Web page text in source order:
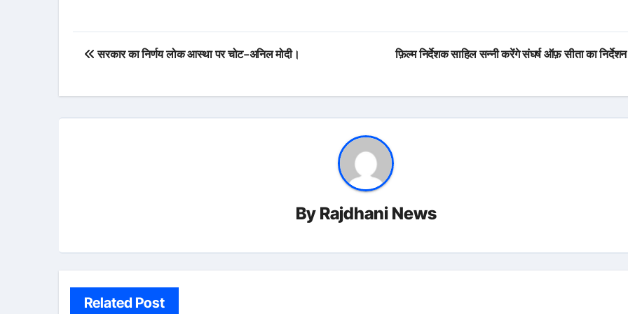
Post
सरकार का निर्णय लोक आस्था पर चोट-अनिल मोदी। फ़िल्म निर्देशक साहिल सन्नी करेंगे संघर्ष ऑफ़ सीता का
By Rajdhani News
Related Post